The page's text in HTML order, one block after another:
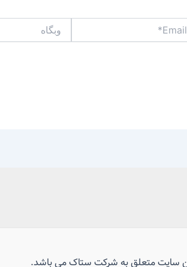
سایت متعلق به شرکت ستاک می باشد.